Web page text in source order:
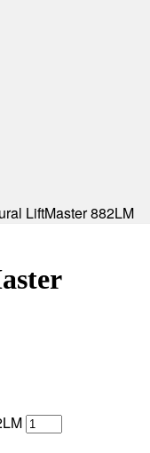
LiftMaster 882LM